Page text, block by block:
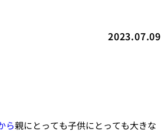
2023.07.09
ら親にとっても子供にとっても大きな